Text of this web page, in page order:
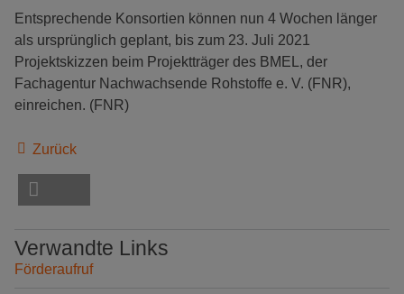
Entsprechende Konsortien können nun 4 Wochen länger
als ursprünglich geplant, bis zum 23. Juli 2021
Projektskizzen beim Projektträger des BMEL, der
Fachagentur Nachwachsende Rohstoffe e. V. (FNR),
einreichen. (FNR)
Zurück
Verwandte Links
Förderaufruf